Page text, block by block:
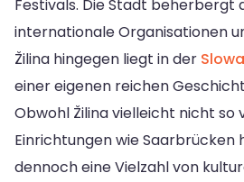
Festivals. Die Stadt beherbergt
internationale Organisationen
Žilina hingegen liegt in der
einer eigenen reichen
Obwohl Žilina vielleicht nicht so
Einrichtungen wie Saarbrücken
dennoch eine Vielzahl von